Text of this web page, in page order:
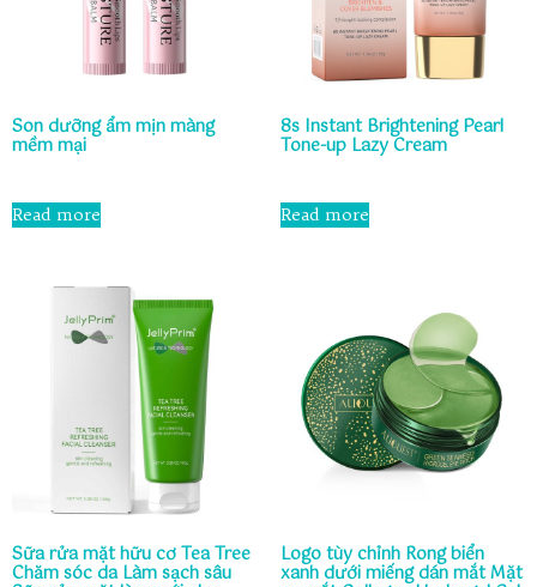
Son dưỡng ẩm mịn màng
mềm mại
0
out
Read more
8s Instant Brightening Pearl
Tone-up Lazy Cream
0
out
Read more
Sữa rửa mặt hữu cơ Tea Tree
Chăm sóc da Làm sạch sâu
Logo tùy chỉnh Rong biển
xanh dưới miếng dán mắt Mặt